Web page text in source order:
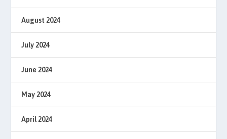
August 2024
July 2024
June 2024
May 2024
April 2024